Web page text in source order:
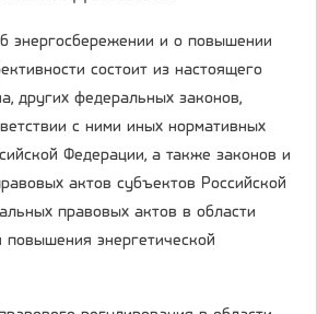
энергосбережении и о повышении
состоит из настоящего
других федеральных законов,
с ними иных нормативных
Федерации, а также законов и
актов субъектов Российской
правовых актов в области
повышения энергетической